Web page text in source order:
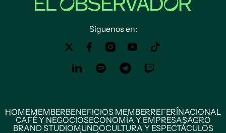
Siguenos en:
HOMEMEMBERBENEFICIOS MEMBERREFERÍNACIONAL
CAFÉ Y NEGOCIOSECONOMÍA Y EMPRESASAGRO
BRAND STUDIOMUNDOCULTURA Y ESPECTÁCULOS